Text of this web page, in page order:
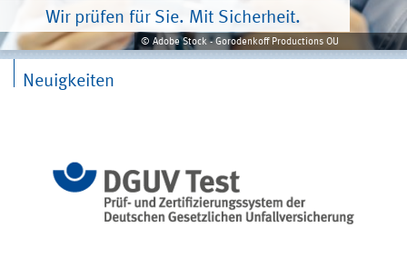
Wir prüfen für Sie. Mit Sicherheit.
© Adobe Stock - Gorodenkoff Productions OU
Neuigkeiten